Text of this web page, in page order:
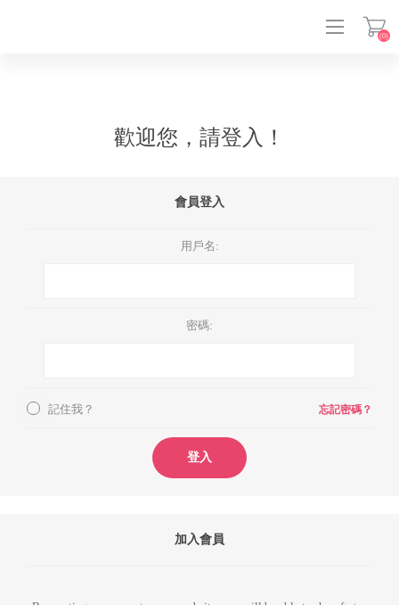
(0)
歡迎您，請登入！
會員登入
用戶名:
密碼:
記住我？ 忘記密碼？
登入
加入會員